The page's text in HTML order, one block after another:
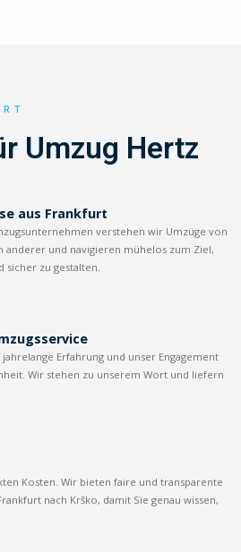
Umzug Hertz
aus Frankfurt
verstehen wir Umzüge von
anderer und navigieren mühelos zum Ziel,
zu gestalten.
Erfahrung und unser Engagement
Wir stehen zu unserem Wort und liefern
Kosten. Wir bieten faire und transparente
nach Krško, damit Sie genau wissen,